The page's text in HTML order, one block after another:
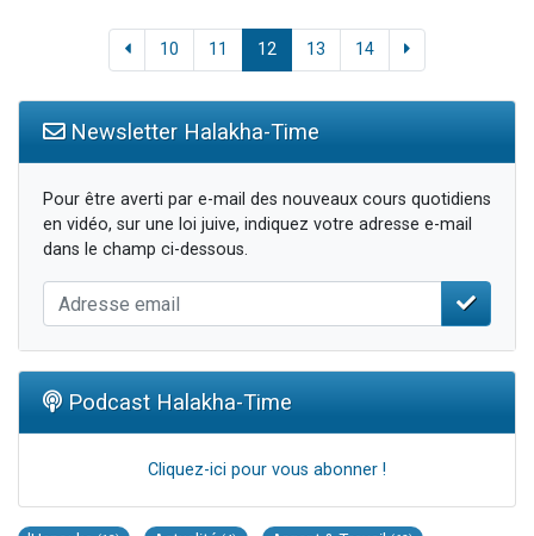
10 11 12 13 14
Newsletter Halakha-Time
Pour être averti par e-mail des nouveaux cours quotidiens
en vidéo, sur une loi juive, indiquez votre adresse e-mail
dans le champ ci-dessous.
Podcast Halakha-Time
Cliquez-ici pour vous abonner !